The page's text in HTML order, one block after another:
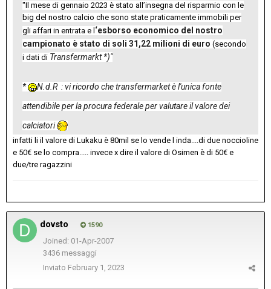
"Il mese di gennaio 2023 è stato all’insegna del risparmio con le
big del nostro calcio che sono state praticamente immobili per
gli affari in entrata e l ‘esborso economico del nostro
campionato è stato di soli 31,22 milioni di euro (secondo
i dati di Transfermarkt *)"
* N.d.R : vi ricordo che transfermarket è l'unica fonte
attendibile per la procura federale per valutare il valore dei
calciatori
infatti li il valore di Lukaku è 80mil se lo vende l inda....di due noccioline
e 50€ se lo compra..... invece x dire il valore di Osimen è di 50€ e
due/tre ragazzini
dovsto 1590
Joined: 01-Apr-2007
3436 messaggi
Inviato February 1, 2023